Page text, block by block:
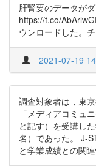
肝腎要のデータが
https://t.co/
ウンロードした。
2021-07-19
調査対象者は，東
「メディアコミュ
と記す）を受講し
名）であった。 J-
と学業成績との関